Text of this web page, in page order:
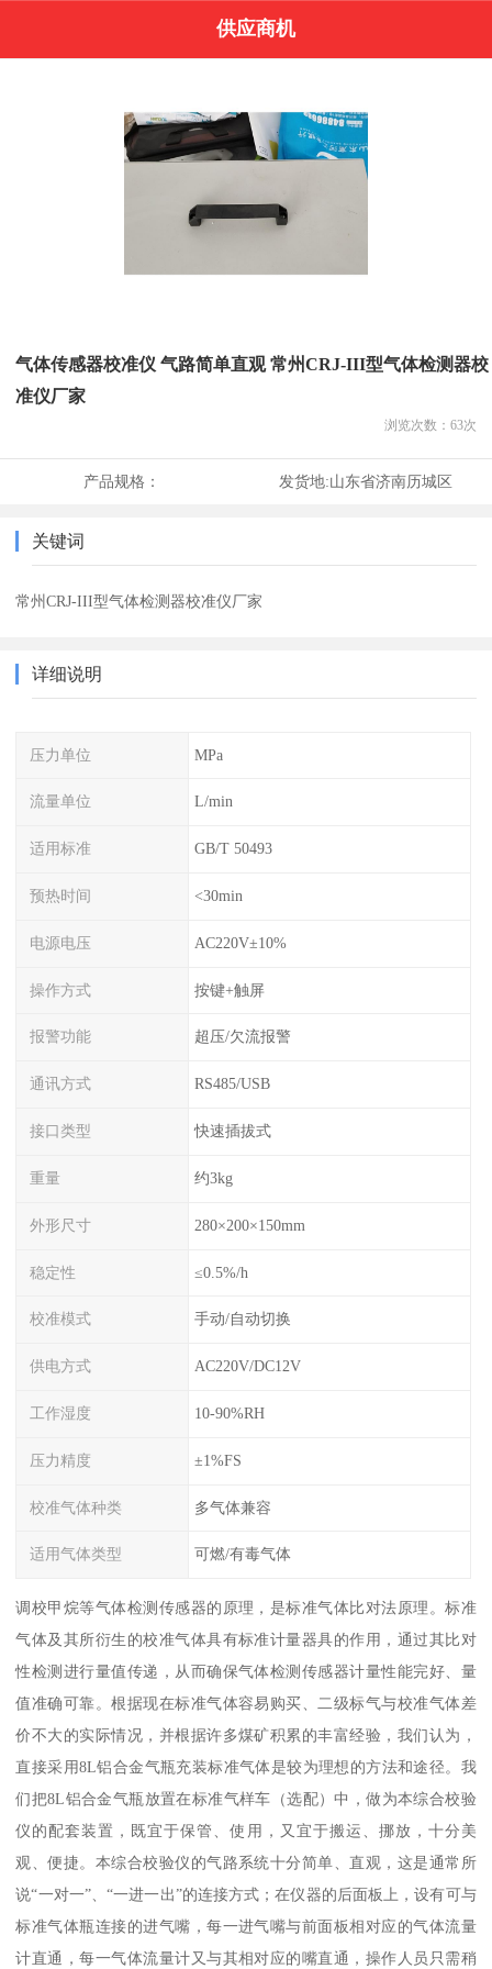
供应商机
气体传感器校准仪 气路简单直观 常州CRJ-III型气体检测器校
准仪厂家
浏览次数： 63次
产品规格： 发货地:山东省济南历城区
关键词
常州CRJ-III型气体检测器校准仪厂家
详细说明
压力单位 MPa
流量单位 L/min
适用标准 GB/T 50493
预热时间 <30min
电源电压 AC220V±10%
操作方式 按键+触屏
报警功能 超压/欠流报警
通讯方式 RS485/USB
接口类型 快速插拔式
重量 约3kg
外形尺寸 280×200×150mm
稳定性 ≤0.5%/h
校准模式 手动/自动切换
供电方式 AC220V/DC12V
工作湿度 10-90%RH
压力精度 ±1%FS
校准气体种类 多气体兼容
适用气体类型 可燃/有毒气体
调校甲烷等气体检测传感器的原理，是标准气体比对法原理。标准
气体及其所衍生的校准气体具有标准计量器具的作用，通过其比对
性检测进行量值传递，从而确保气体检测传感器计量性能完好、量
值准确可靠。根据现在标准气体容易购买、二级标气与校准气体差
价不大的实际情况，并根据许多煤矿积累的丰富经验，我们认为，
直接采用8L铝合金气瓶充装标准气体是较为理想的方法和途径。我
们把8L铝合金气瓶放置在标准气样车（选配）中，做为本综合校验
仪的配套装置，既宜于保管、使用，又宜于搬运、挪放，十分美
观、便捷。本综合校验仪的气路系统十分简单、直观，这是通常所
说“一对一”、“一进一出”的连接方式；在仪器的后面板上，设有可与
标准气体瓶连接的进气嘴，每一进气嘴与前面板相对应的气体流量
计直通，每一气体流量计又与其相对应的嘴直通，操作人员只需稍